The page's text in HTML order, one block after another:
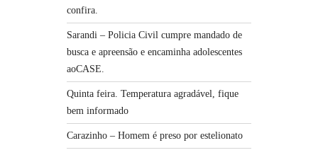
confira.
Sarandi – Policia Civil cumpre mandado de
busca e apreensão e encaminha adolescentes
aoCASE.
Quinta feira. Temperatura agradável, fique
bem informado
Carazinho – Homem é preso por estelionato